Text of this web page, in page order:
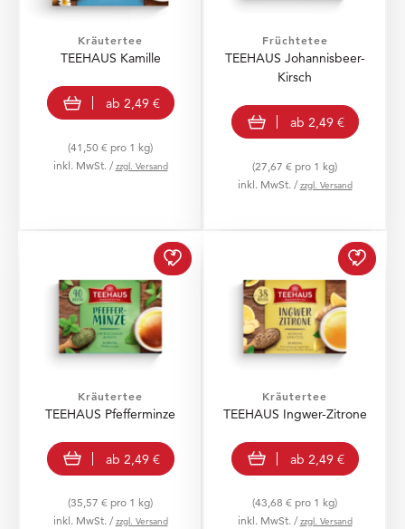
Kräutertee
TEEHAUS Kamille
view product
ab 2,49 €
(41,50 € pro 1 kg)
inkl. MwSt. /zzgl. Versand
Früchtetee
TEEHAUS Johannisbeer-
Kirsch
view product
ab 2,49 €
(27,67 € pro 1 kg)
inkl. MwSt. /zzgl. Versand
TEEHAUS
Kräutertee
TEEHAUS Pfefferminze
view product
ab 2,49 €
(35,57 € pro 1 kg)
inkl. MwSt. /zzgl. Versand
Kräutertee
TEEHAUS Ingwer-Zitrone
view product
ab 2,49 €
(43,68 € pro 1 kg)
inkl. MwSt. /zzgl. Versand